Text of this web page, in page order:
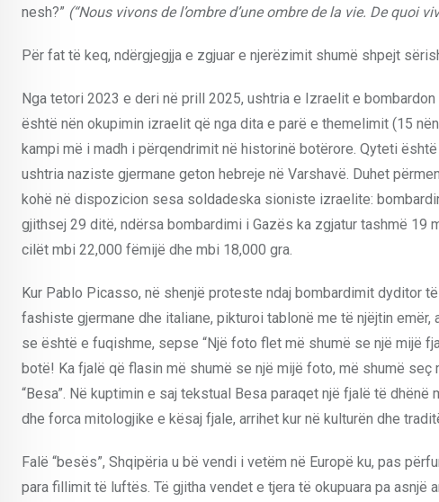
nesh?” (“Nous vivons de l’ombre d’une ombre de la vie. De quoi
Për fat të keq, ndërgjegjja e zgjuar e njerëzimit shumë shpejt
Nga tetori 2023 e deri në prill 2025, ushtria e Izraelit e
është nën okupimin izraelit që nga dita e parë e themelimit (15
kampi më i madh i përqendrimit në historinë botërore. Qyteti
ushtria naziste gjermane geton hebreje në Varshavë. Duhet
kohë në dispozicion sesa soldadeska sioniste izraelite:
gjithsej 29 ditë, ndërsa bombardimi i Gazës ka zgjatur tashmë 19
cilët mbi 22,000 fëmijë dhe mbi 18,000 gra.
Kur Pablo Picasso, në shenjë proteste ndaj bombardimit dyditor
fashiste gjermane dhe italiane, pikturoi tablonë me të njëjtin
se është e fuqishme, sepse “Një foto flet më shumë se një mijë
botë! Ka fjalë që flasin më shumë se një mijë foto, më shumë
“Besa”. Në kuptimin e saj tekstual Besa paraqet një fjalë të
dhe forca mitologjike e kësaj fjale, arrihet kur në kulturën dhe
Falë “besës”, Shqipëria u bë vendi i vetëm në Europë ku, pas
para fillimit të luftës. Të gjitha vendet e tjera të okupuara pa